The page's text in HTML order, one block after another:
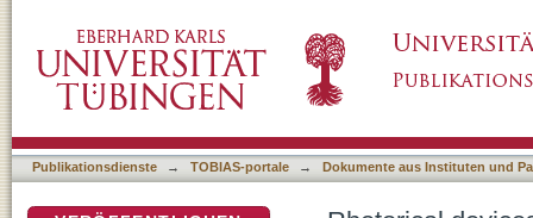
Publikationsdienste → TOBIAS-portale → Dokumente aus Instituten und